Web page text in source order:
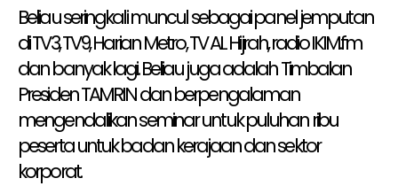
Beliau seringkali muncul sebagai panel jemputan
di TV3, TV9, Harian Metro, TV AL Hijrah, radio IKIM.fm
dan banyak lagi. Beliau juga adalah Timbalan
Presiden TAMRIN dan berpengalaman
mengendalikan seminar untuk puluhan ribu
peserta untuk badan kerajaan dan sektor
korporat.